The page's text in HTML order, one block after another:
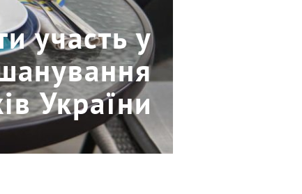
участь у
України